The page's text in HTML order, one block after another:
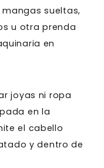
sueltas,
u otra prenda
en
joyas ni ropa
en la
el cabello
y dentro de